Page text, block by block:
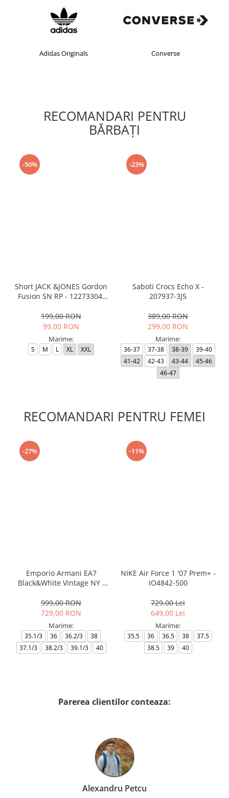
Adidas Originals Converse
RECOMANDARI PENTRU
BĂRBAŢI
-50%
Short JACK &JONES Gordon
Fusion SN RP - 12273304-
199,00 RON
99,00 RON
Marime:
S M L XL XXL
-23%
Saboti Crocs Echo X -
207937-3J5
389,00 RON
299,00 RON
Marime:
36-37 37-38 38-39
39-40
41-42
42-43 43-44
45-46
46-47
RECOMANDARI PENTRU FEMEI
-27%
Emporio Armani EA7
Black&White Vintage NY -
999,00 RON
729,00 RON
Marime:
35.1/3 36 36.2/3
38
37.1/3
38.2/3 39.1/3 40
-11%
NIKE Air Force 1 '07 Prem+ -
IO4842-500
729,00 Lei
649,00 Lei
Marime:
35.5 36 36.5 38
37.5
38.5
39 40
Parerea clientilor conteaza:
Alexandru Petcu